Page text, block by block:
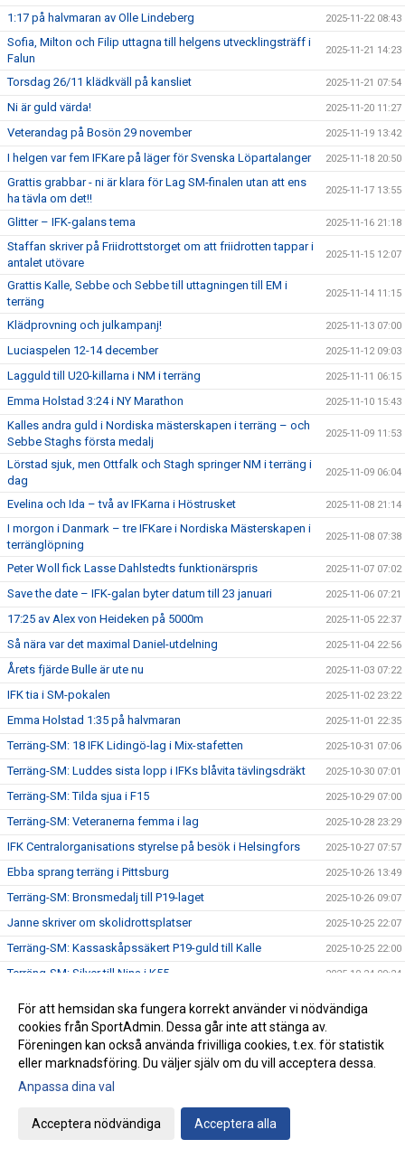
1:17 på halvmaran av Olle Lindeberg 2025-11-22 08:43
Sofia, Milton och Filip uttagna till helgens utvecklingsträff i
Falun
2025-11-21 14:23
Torsdag 26/11 klädkväll på kansliet 2025-11-21 07:54
Ni är guld värda! 2025-11-20 11:27
Veterandag på Bosön 29 november 2025-11-19 13:42
I helgen var fem IFKare på läger för Svenska Löpartalanger 2025-11-18 20:50
Grattis grabbar - ni är klara för Lag SM-finalen utan att ens
ha tävla om det!!
2025-11-17 13:55
Glitter – IFK-galans tema 2025-11-16 21:18
Staffan skriver på Friidrottstorget om att friidrotten tappar i
antalet utövare
2025-11-15 12:07
Grattis Kalle, Sebbe och Sebbe till uttagningen till EM i
terräng
2025-11-14 11:15
Klädprovning och julkampanj! 2025-11-13 07:00
Luciaspelen 12-14 december 2025-11-12 09:03
Lagguld till U20-killarna i NM i terräng 2025-11-11 06:15
Emma Holstad 3:24 i NY Marathon 2025-11-10 15:43
Kalles andra guld i Nordiska mästerskapen i terräng – och
Sebbe Staghs första medalj
2025-11-09 11:53
Lörstad sjuk, men Ottfalk och Stagh springer NM i terräng i
dag
2025-11-09 06:04
Evelina och Ida – två av IFKarna i Höstrusket 2025-11-08 21:14
I morgon i Danmark – tre IFKare i Nordiska Mästerskapen i
terränglöpning
2025-11-08 07:38
Peter Woll fick Lasse Dahlstedts funktionärspris 2025-11-07 07:02
Save the date – IFK-galan byter datum till 23 januari 2025-11-06 07:21
17:25 av Alex von Heideken på 5000m 2025-11-05 22:37
Så nära var det maximal Daniel-utdelning 2025-11-04 22:56
Årets fjärde Bulle är ute nu 2025-11-03 07:22
IFK tia i SM-pokalen 2025-11-02 23:22
Emma Holstad 1:35 på halvmaran 2025-11-01 22:35
Terräng-SM: 18 IFK Lidingö-lag i Mix-stafetten 2025-10-31 07:06
Terräng-SM: Luddes sista lopp i IFKs blåvita tävlingsdräkt 2025-10-30 07:01
Terräng-SM: Tilda sjua i F15 2025-10-29 07:00
Terräng-SM: Veteranerna femma i lag 2025-10-28 23:29
IFK Centralorganisations styrelse på besök i Helsingfors 2025-10-27 07:57
Ebba sprang terräng i Pittsburg 2025-10-26 13:49
Terräng-SM: Bronsmedalj till P19-laget 2025-10-26 09:07
Janne skriver om skolidrottsplatser 2025-10-25 22:07
Terräng-SM: Kassaskåpssäkert P19-guld till Kalle 2025-10-25 22:00
Terräng-SM: Silver till Nina i K55 2025-10-24 09:24
Vilka fantastiska funktionärer vi har!
Terräng-SM: Dubbelt i lagtävlingen i P17 2025-10-22 12:42
Stark trio juniorlöpare från IFK i Nordiska mästerskapen i
terräng
Terräng-SM: Samuels första USM-guld
För att hemsidan ska fungera korrekt använder vi nödvändiga
cookies från SportAdmin. Dessa går inte att stänga av.
Föreningen kan också använda frivilliga cookies, t.ex. för statistik
eller marknadsföring. Du väljer själv om du vill acceptera dessa.
Anpassa dina val
Acceptera nödvändiga Acceptera alla